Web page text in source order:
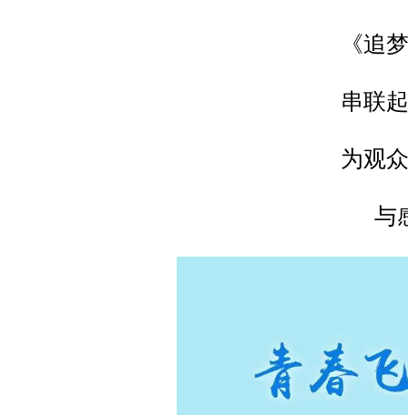
《追
串联
为观
与